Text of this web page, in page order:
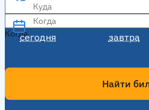
Когда
сегодня завтра
Когда
Найти